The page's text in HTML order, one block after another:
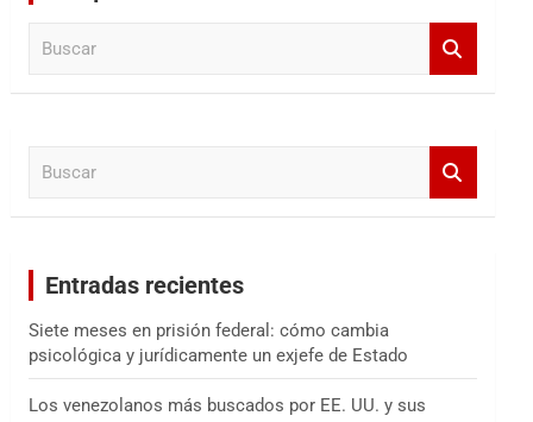
Entradas recientes
Siete meses en prisión federal: cómo cambia
psicológica y jurídicamente un exjefe de Estado
Los venezolanos más buscados por EE. UU. y sus